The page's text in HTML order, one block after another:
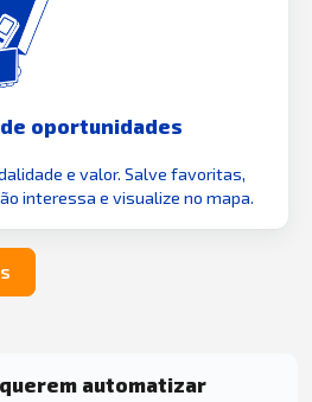
oportunidades
e valor. Salve favoritas,
interessa e visualize no mapa.
automatizar